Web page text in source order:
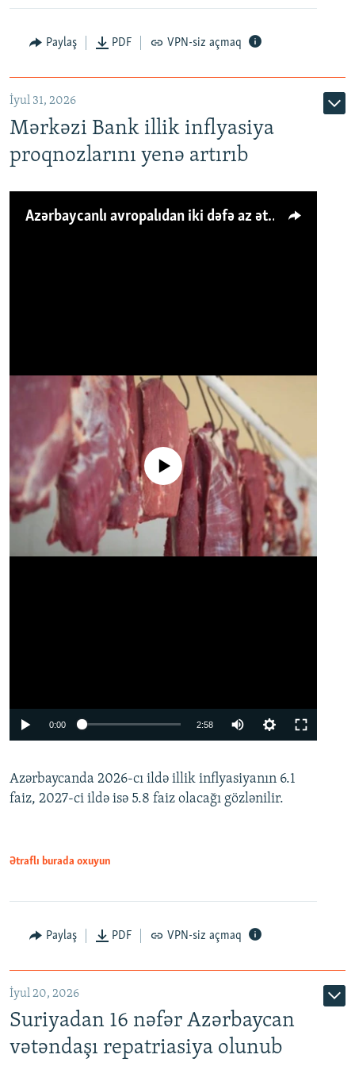
Paylaş PDF VPN-siz açmaq
İyul 31, 2026
Mərkəzi Bank illik inflyasiya
proqnozlarını yenə artırıb
Azərbaycanlı avropalıdan iki dəfə az ət yeyir, amma... 'Qiymət artımı qaçılmazdır'
Auto
No media source currently available
0:00 2:58
360p
480p
Azərbaycanda 2026-cı ildə illik inflyasiyanın 6.1
faiz, 2027-ci ildə isə 5.8 faiz olacağı gözlənilir.
Ətraflı burada oxuyun
Paylaş PDF VPN-siz açmaq
İyul 20, 2026
Suriyadan 16 nəfər Azərbaycan
vətəndaşı repatriasiya olunub